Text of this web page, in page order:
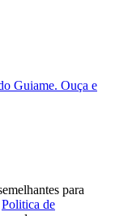
Guiame. Ouça e
para
Politica de